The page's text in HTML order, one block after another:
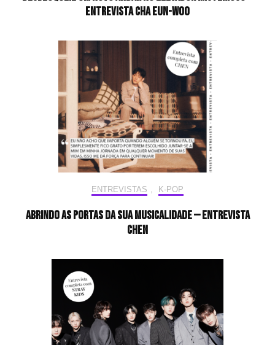
Entrevista CHA EUN-WOO
ENTREVISTAS K-POP
Abrindo as portas da sua musicalidade — Entrevista
CHEN